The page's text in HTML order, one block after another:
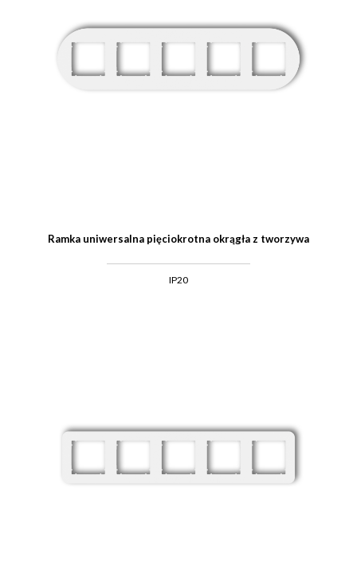
Ramka uniwersalna pięciokrotna okrągła z tworzywa
IP20